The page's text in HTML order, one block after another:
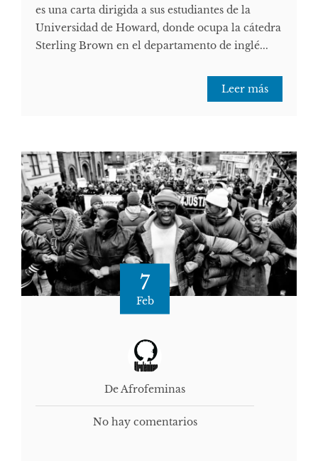
es una carta dirigida a sus estudiantes de la
Universidad de Howard, donde ocupa la cátedra
Sterling Brown en el departamento de inglé...
Leer más
7
Feb
De Afrofeminas
No hay comentarios